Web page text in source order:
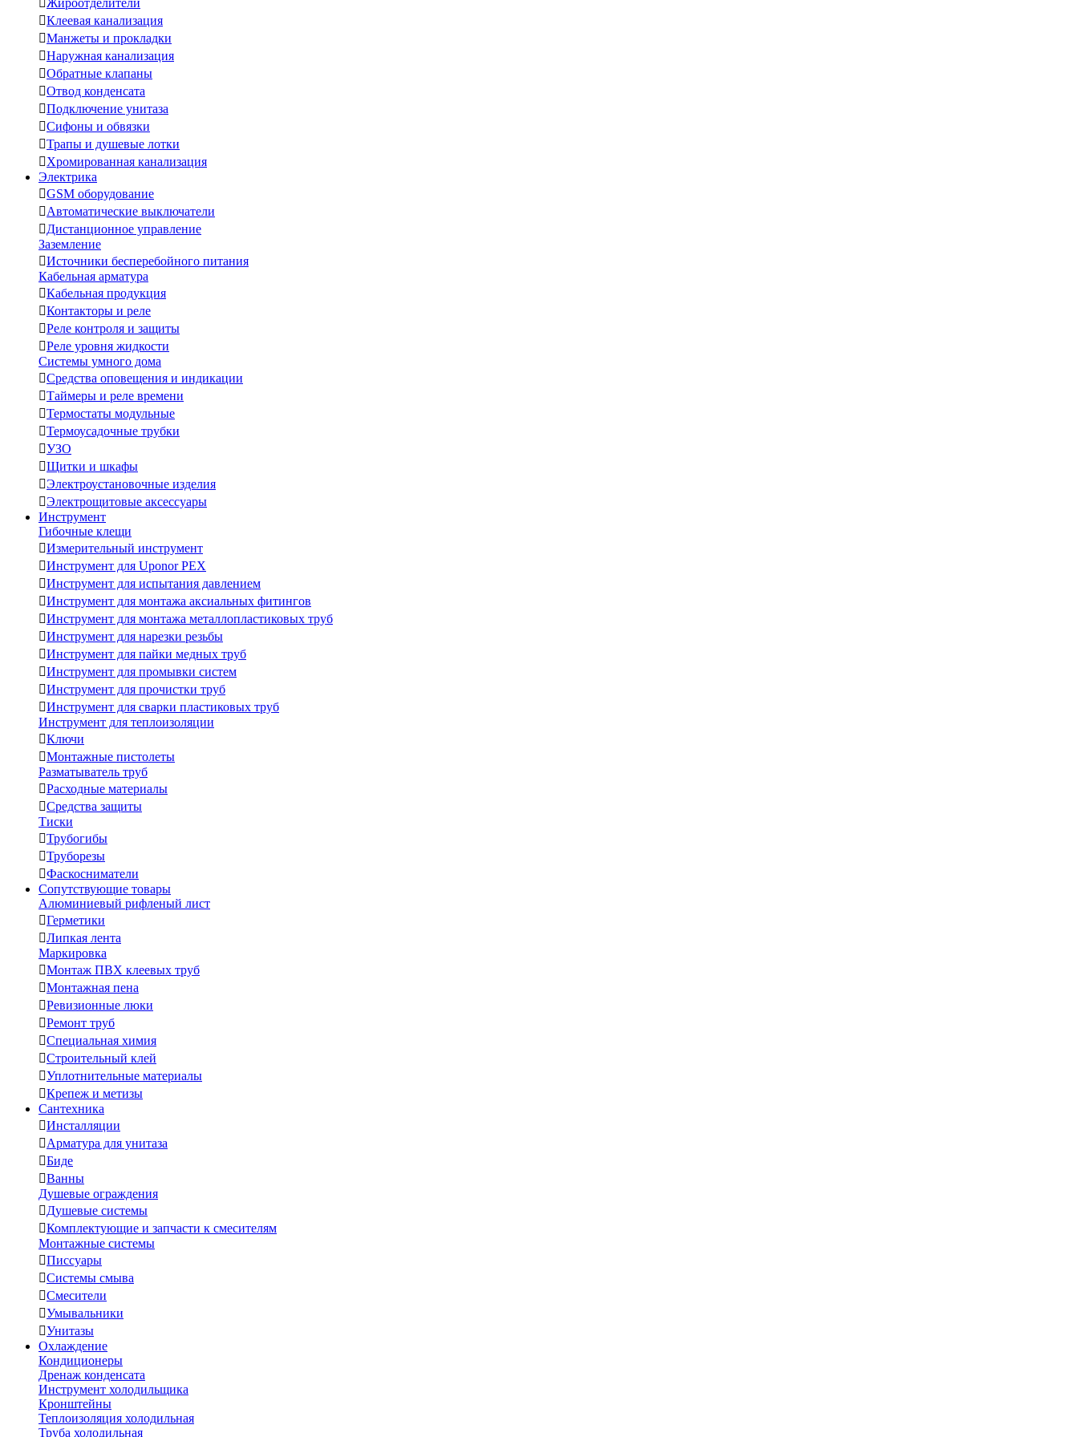
Жироотделители
Клеевая канализация
Манжеты и прокладки
Наружная канализация
Обратные клапаны
Отвод конденсата
Подключение унитаза
Сифоны и обвязки
Трапы и душевые лотки
Хромированная канализация
Электрика
GSM оборудование
Автоматические выключатели
Дистанционное управление
Заземление
Источники бесперебойного питания
Кабельная арматура
Кабельная продукция
Контакторы и реле
Реле контроля и защиты
Реле уровня жидкости
Системы умного дома
Средства оповещения и индикации
Таймеры и реле времени
Термостаты модульные
Термоусадочные трубки
УЗО
Щитки и шкафы
Электроустановочные изделия
Электрощитовые аксессуары
Инструмент
Гибочные клещи
Измерительный инструмент
Инструмент для Uponor PEX
Инструмент для испытания давлением
Инструмент для монтажа аксиальных фитингов
Инструмент для монтажа металлопластиковых труб
Инструмент для нарезки резьбы
Инструмент для пайки медных труб
Инструмент для промывки систем
Инструмент для прочистки труб
Инструмент для сварки пластиковых труб
Инструмент для теплоизоляции
Ключи
Монтажные пистолеты
Разматыватель труб
Расходные материалы
Средства защиты
Тиски
Трубогибы
Труборезы
Фаскосниматели
Сопутствующие товары
Алюминиевый рифленый лист
Герметики
Липкая лента
Маркировка
Монтаж ПВХ клеевых труб
Монтажная пена
Ревизионные люки
Ремонт труб
Специальная химия
Строительный клей
Уплотнительные материалы
Крепеж и метизы
Сантехника
Инсталляции
Арматура для унитаза
Биде
Ванны
Душевые ограждения
Душевые системы
Комплектующие и запчасти к смесителям
Монтажные системы
Писсуары
Системы смыва
Смесители
Умывальники
Унитазы
Охлаждение
Кондиционеры
Дренаж конденсата
Инструмент холодильщика
Кронштейны
Теплоизоляция холодильная
Труба холодильная